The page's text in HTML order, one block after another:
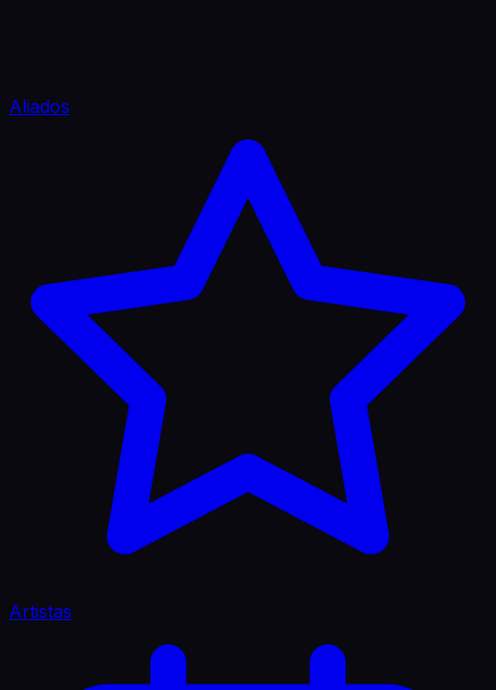
Aliados
Artistas